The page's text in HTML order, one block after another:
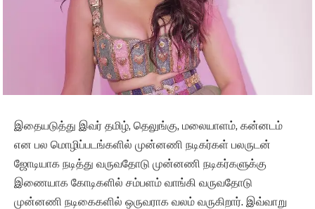
இதையடுத்து இவர் தமிழ், தெலுங்கு, மலையாளம், கன்னடம்
என பல மொழிப்படங்களில் முன்னணி நடிகர்கள் பலருடன்
ஜோடியாக நடித்து வருவதோடு முன்னணி நடிகர்களுக்கு
இணையாக கோடிகளில் சம்பளம் வாங்கி வருவதோடு
முன்னணி நடிகைகளில் ஒருவராக வலம் வருகிறார். இவ்வாறு